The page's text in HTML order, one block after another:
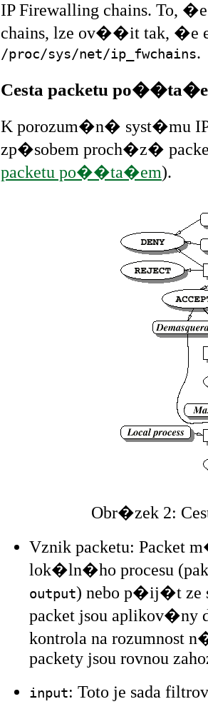
IP Firewalling chains. To,
chains, lze ov��it tak, �e
/proc/sys/net/ip_fwchains.
Cesta packetu
K porozum�n� syst�mu
zp�sobem proch�z�
packetu po��ta�em).
Obr�zek 2:
Vznik packetu:
lok�ln�ho procesu
output) nebo p�ij�t
packet jsou
kontrola na
packety jsou rovnou
input: Toto je sada